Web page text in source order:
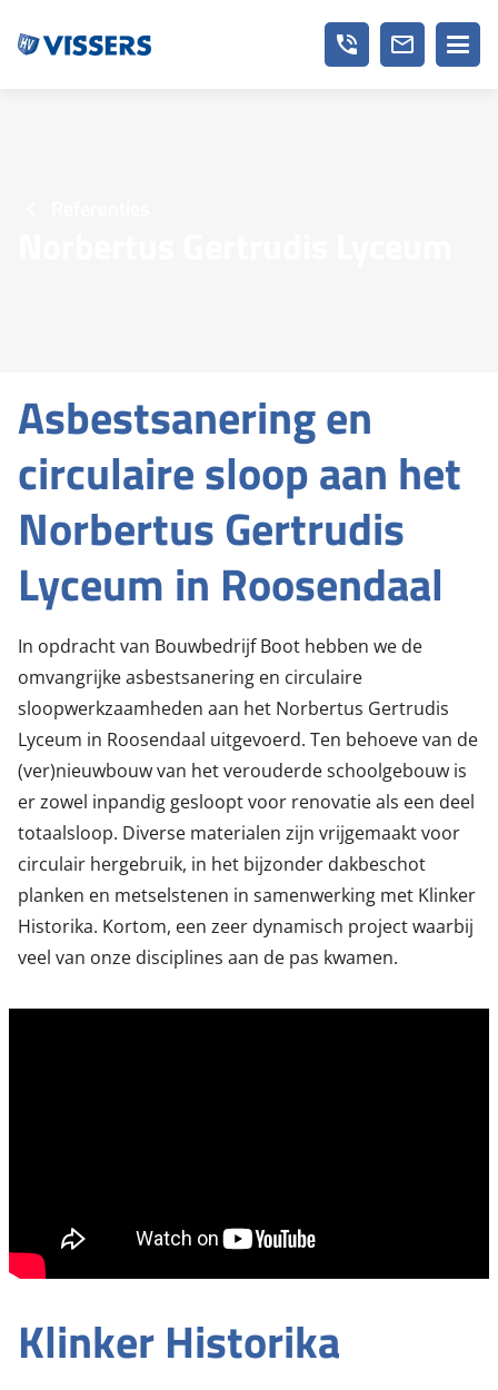
phone_in_talk mail_outline
Asbestsanering en
circulaire sloop aan het
Norbertus Gertrudis
Lyceum in Roosendaal
In opdracht van Bouwbedrijf Boot hebben we de
omvangrijke asbestsanering en circulaire
sloopwerkzaamheden aan het Norbertus Gertrudis
Lyceum in Roosendaal uitgevoerd. Ten behoeve van de
(ver)nieuwbouw van het verouderde schoolgebouw is
er zowel inpandig gesloopt voor renovatie als een deel
totaalsloop. Diverse materialen zijn vrijgemaakt voor
circulair hergebruik, in het bijzonder dakbeschot
planken en metselstenen in samenwerking met Klinker
Historika. Kortom, een zeer dynamisch project waarbij
veel van onze disciplines aan de pas kwamen.
Klinker Historika